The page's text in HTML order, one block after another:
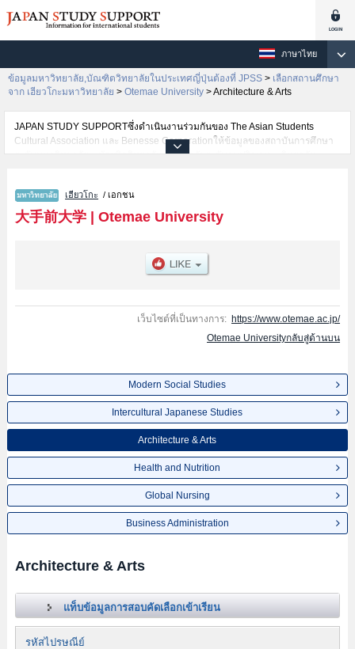
ภาษาไทย
ข้อมูลมหาวิทยาลัย,บัณฑิตวิทยาลัยในประเทศญี่ปุ่นต้องที่ JPSS > เลือกสถานศึกษา
จาก เฮียวโกะมหาวิทยาลัย > Otemae University >Architecture & Arts
JAPAN STUDY SUPPORTซึ่งดำเนินงานร่วมกันของ The Asian Students
Cultural Association และ Benesse Corporationให้ข้อมูลของสถาบันการศึกษา
ระดับมหาวิทยาลัย・บัณฑิตวิทยาลัย・วิทยาลัยระดับอนุปริญญา・วิทยาลัย
ชาติเช่นข้อมูลของแต่ละคณะ,ข้อมูลการสอบคัดเลือกเข้าศึกษาเช่นจำนวนคนที่รับ
สมัครหรือจำนวนคนที่ผ่านการสอบคัดเลือกเป็นต้น,แนะนำสถานที่,การเดินทาง
เป็นต้นไว้ด้วยดังนั้นขอเชิญใช้บริการค้นหาข้อมูลตามอัธยาศัย
เฮียวโกะ / เอกชน
大手前大学| Otemae University
เว็บไซต์ที่เป็นทางการ: https://www.otemae.ac.jp/
Otemae Universityกลับสู่ด้านบน
Modern Social Studies
Intercultural Japanese Studies
Architecture & Arts
Health and Nutrition
Global Nursing
Business Administration
Architecture & Arts
แท็บข้อมูลการสอบคัดเลือกเข้าเรียน
รหัสไปรษณีย์